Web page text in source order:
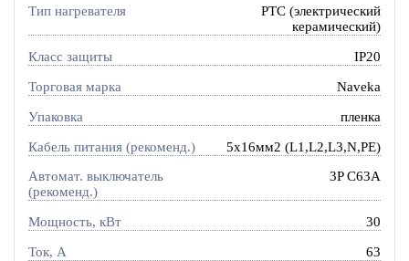
Тип нагревателя
PTC (электрический
керамический)
Класс защиты IP20
Торговая марка Naveka
Упаковка пленка
Кабель питания (рекоменд.) 5х16мм2 (L1,L2,L3,N,PE)
Автомат. выключатель
(рекоменд.)
3P C63A
Мощность, кВт 30
Ток, A 63